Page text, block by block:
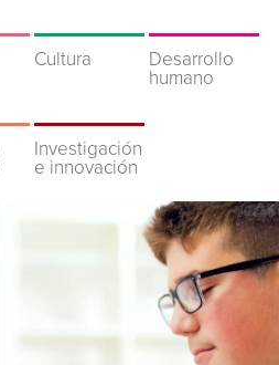
Cultura
Desarrollo
humano
Investigación
e innovación